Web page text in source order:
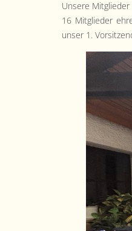
Unsere
16 Mit­glieder
unser 1.